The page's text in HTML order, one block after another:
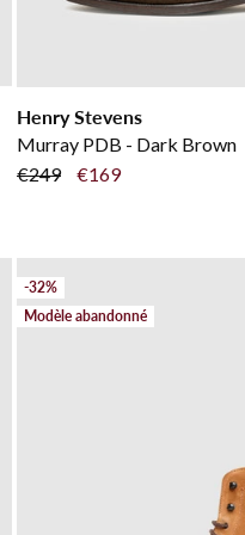
Henry Stevens
Murray PDB - Dark Brown
€249
€169
-32%
Modèle abandonné